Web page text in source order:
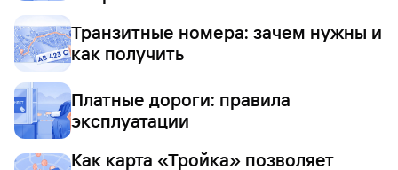
Транзитные номера: зачем нужны и
как получить
Платные дороги: правила
эксплуатации
Как карта «Тройка» позволяет